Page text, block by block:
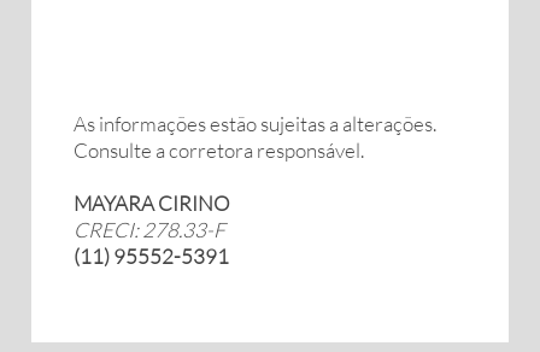
As informações estão sujeitas a alterações.
Consulte a corretora responsável.
MAYARA CIRINO
CRECI: 278.33-F
(11) 95552-5391